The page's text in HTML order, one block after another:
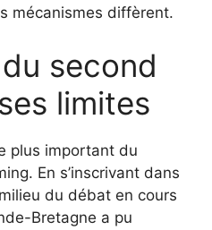
mécanismes diffèrent.
du second
limites
plus important du
En s’inscrivant dans
du débat en cours
Bretagne a pu